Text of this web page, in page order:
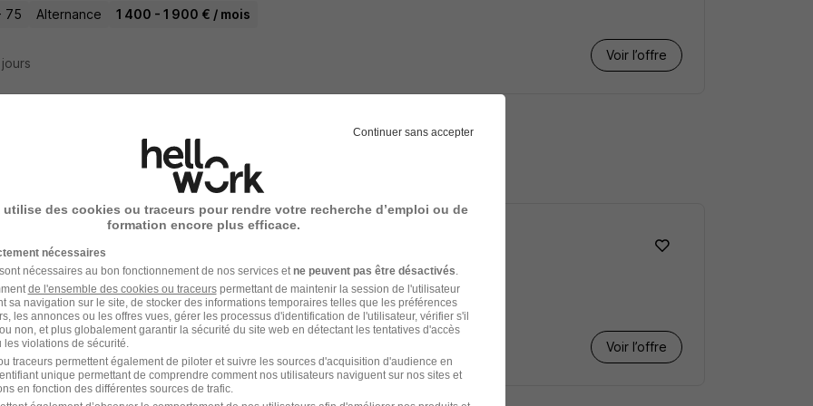
75 Alternance 1 400 - 1 900 € / mois
Voir l’offre
RÉSULTATS PROCHES
offres ci-dessous sont basées sur les mots-clés de votre recherche
- Gestionnaire de Paie H/F
- 31 Alternance 783,02 - 1 867,02 € / mois
Voir l’offre
Continuer sans accepter
utilise des cookies ou traceurs pour rendre votre recherche d’emploi ou de
formation encore plus efficace.
nécessaires
nécessaires au bon fonctionnement de nos services et ne peuvent pas être désactivés
de l'ensemble des cookies ou traceurspermettant de maintenir la session de l'utilisateur
sa navigation sur le site, de stocker des informations temporaires telles que les préférences
les annonces ou les offres vues, gérer les processus d'identification de l'utilisateur, vérifier s'il
non, et plus globalement garantir la sécurité du site web en détectant les tentatives d'accès
violations de sécurité.
traceurs permettent également de piloter et suivre les sources d'acquisition d'audience en
unique permettant de comprendre comment nos utilisateurs naviguent sur nos sites et
en fonction des différentes sources de trafic.